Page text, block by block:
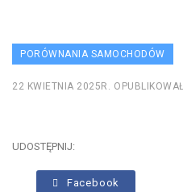
PORÓWNANIA SAMOCHODÓW
22 KWIETNIA 2025R. OPUBLIKOWAŁ
UDOSTĘPNIJ:
Facebook